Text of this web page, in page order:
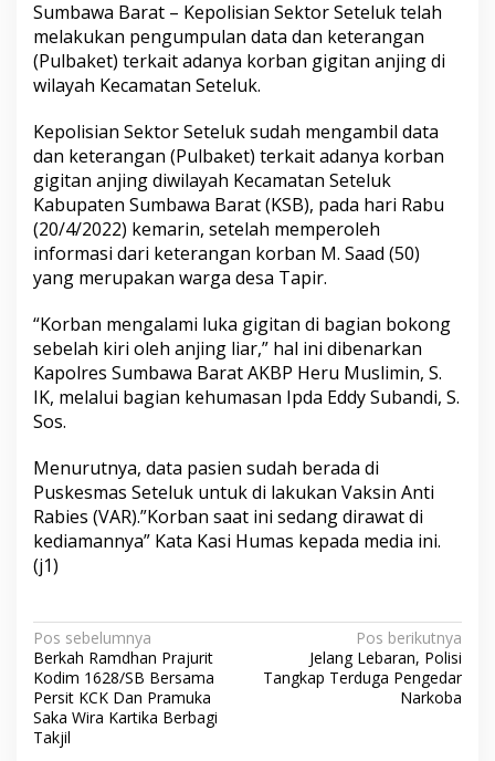
Sumbawa Barat – Kepolisian Sektor Seteluk telah
melakukan pengumpulan data dan keterangan
(Pulbaket) terkait adanya korban gigitan anjing di
wilayah Kecamatan Seteluk.
Kepolisian Sektor Seteluk sudah mengambil data
dan keterangan (Pulbaket) terkait adanya korban
gigitan anjing diwilayah Kecamatan Seteluk
Kabupaten Sumbawa Barat (KSB), pada hari Rabu
(20/4/2022) kemarin, setelah memperoleh
informasi dari keterangan korban M. Saad (50)
yang merupakan warga desa Tapir.
“Korban mengalami luka gigitan di bagian bokong
sebelah kiri oleh anjing liar,” hal ini dibenarkan
Kapolres Sumbawa Barat AKBP Heru Muslimin, S.
IK, melalui bagian kehumasan Ipda Eddy Subandi, S.
Sos.
Menurutnya, data pasien sudah berada di
Puskesmas Seteluk untuk di lakukan Vaksin Anti
Rabies (VAR).”Korban saat ini sedang dirawat di
kediamannya” Kata Kasi Humas kepada media ini.
(j1)
N
a
v
i
Pos sebelumnya
Berkah Ramdhan Prajurit
Kodim 1628/SB Bersama
Persit KCK Dan Pramuka
Saka Wira Kartika Berbagi
Takjil
Pos berikutnya
Jelang Lebaran, Polisi
Tangkap Terduga Pengedar
Narkoba